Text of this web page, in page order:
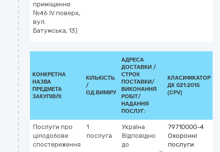
приміщення
№46 IV поверх,
вул.
Батумська, 13)
КОНКРЕТНА
НАЗВА
ПРЕДМЕТА
ЗАКУПІВЛІ
КІЛЬКІСТЬ
/
ОД.ВИМІРУ
АДРЕСА
ДОСТАВКИ /
СТРОК
ПОСТАВКИ/
ВИКОНАННЯ
РОБІТ/
НАДАННЯ
ПОСЛУГ:
КЛАСИФІКАТОР
ДК 021:2015
(CPV)
Послуги про
цілодобове
спостереження
1
послуга
Україна
Відповідно
до
79710000-4
Охоронні
послуги